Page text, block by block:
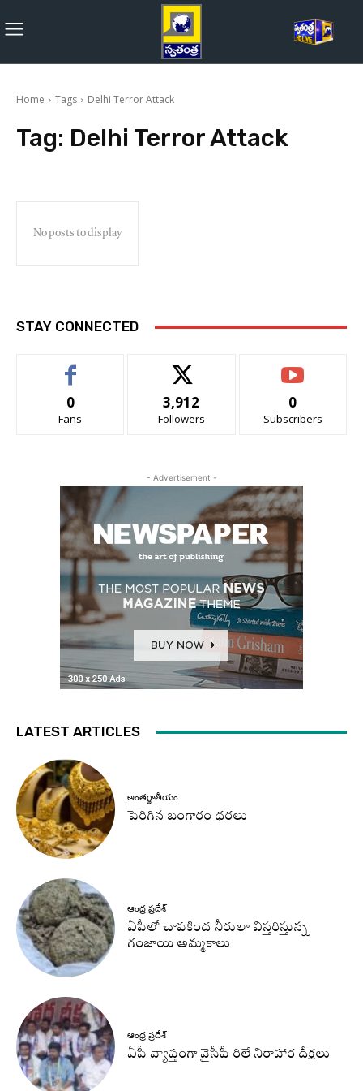
Home Tags Delhi Terror Attack
Tag: Delhi Terror Attack
No posts to display
STAY CONNECTED
0
Fans
3,912
Followers
0
Subscribers
- Advertisement -
LATEST ARTICLES
అంతర్జాతీయం
పెరిగిన బంగారం ధరలు
ఆంధ్ర ప్రదేశ్
ఏపీలో చాపకింద నీరులా విస్తరిస్తున్న
గంజాయి అమ్మకాలు
ఆంధ్ర ప్రదేశ్
ఏపీ వ్యాప్తంగా వైసీపీ రిలే నిరాహార దీక్షలు